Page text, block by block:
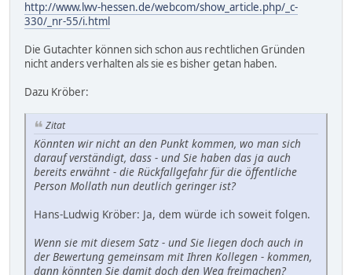
http://www.lwv-hessen.de/webcom/show_article.php/_c-
330/_nr-55/i.html
Die Gutachter können sich schon aus rechtlichen Gründen
nicht anders verhalten als sie es bisher getan haben.
Dazu Kröber:
Zitat
Könnten wir nicht an den Punkt kommen, wo man sich
darauf verständigt, dass - und Sie haben das ja auch
bereits erwähnt - die Rückfallgefahr für die öffentliche
Person Mollath nun deutlich geringer ist?
Hans-Ludwig Kröber: Ja, dem würde ich soweit folgen.
Wenn sie mit diesem Satz - und Sie liegen doch auch in
der Bewertung gemeinsam mit Ihren Kollegen - kommen,
dann könnten Sie damit doch den Weg freimachen?